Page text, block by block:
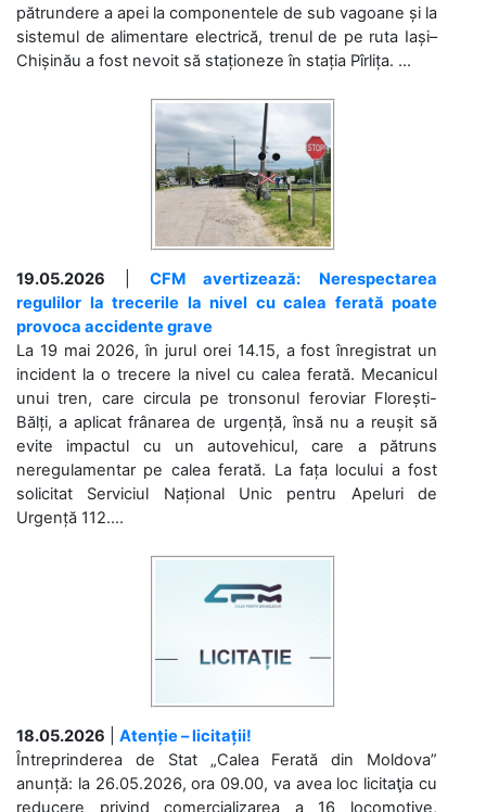
pătrundere a apei la componentele de sub vagoane și la
sistemul de alimentare electrică, trenul de pe ruta Iași–
Chișinău a fost nevoit să staționeze în stația Pîrlița. ...
19.05.2026
CFM avertizează: Nerespectarea
regulilor la trecerile la nivel cu calea ferată poate
provoca accidente grave
La 19 mai 2026, în jurul orei 14.15, a fost înregistrat un
incident la o trecere la nivel cu calea ferată. Mecanicul
unui tren, care circula pe tronsonul feroviar Florești-
Bălți, a aplicat frânarea de urgență, însă nu a reușit să
evite impactul cu un autovehicul, care a pătruns
neregulamentar pe calea ferată. La fața locului a fost
solicitat Serviciul Național Unic pentru Apeluri de
Urgență 112....
18.05.2026
Atenție – licitații!
Întreprinderea de Stat „Calea Ferată din Moldova”
anunță: la 26.05.2026, ora 09.00, va avea loc licitaţia cu
reducere privind comercializarea a 16 locomotive,